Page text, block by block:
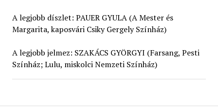
A legjobb díszlet: PAUER GYULA (A Mester és
Margarita, kaposvári Csiky Gergely Színház)
A legjobb jelmez: SZAKÁCS GYÖRGYI (Farsang, Pesti
Színház; Lulu, miskolci Nemzeti Színház)